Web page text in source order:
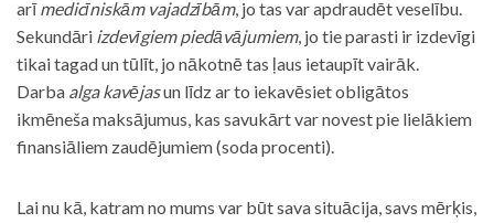
arīmedicīniskām vajadzībām, jo tas var apdraudēt veselību.
Sekundāri izdevīgiem piedāvājumiem, jo tie parasti ir izdevīgi
tikai tagad un tūlīt, jo nākotnē tas ļaus ietaupīt vairāk.
Darba alga kavējasun līdz ar to iekavēsiet obligātos
ikmēneša maksājumus, kas savukārt var novest pie lielākiem
finansiāliem zaudējumiem (soda procenti).
Lai nu kā, katram no mums var būt sava situācija, savs mērķis,